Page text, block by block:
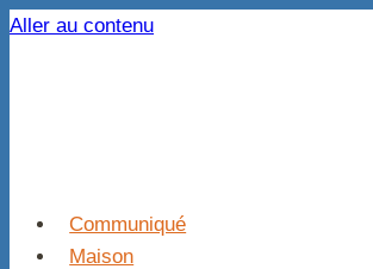
Aller au contenu
Communiqué
Maison